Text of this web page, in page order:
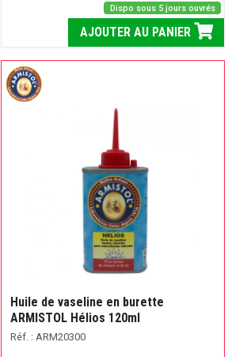
Dispo sous 5 jours ouvrés
AJOUTER AU PANIER
Huile de vaseline en burette
ARMISTOL Hélios 120ml
Réf. : ARM20300